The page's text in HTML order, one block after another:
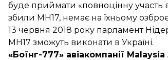
буде приймати «повноцінну участь
збили МН17, немає на їхньому
13 червня 2018 року парламент
MH17 зможуть виконати в Україні.
«Боїнг-777» авіакомпанії